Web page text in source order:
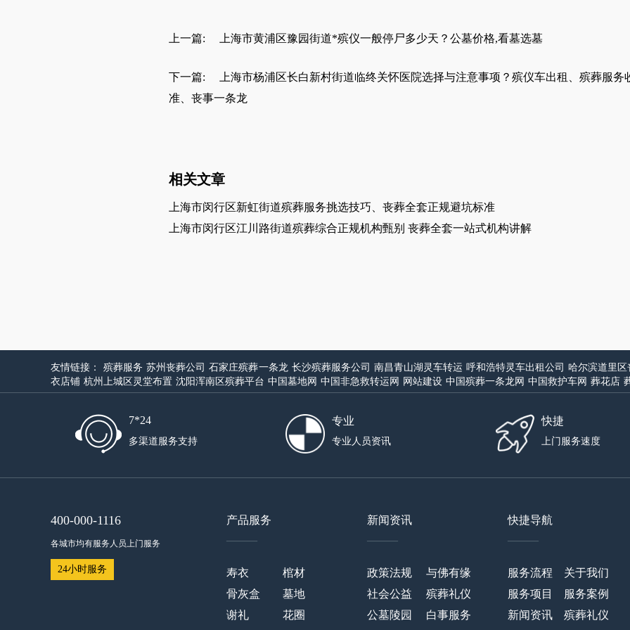
上一篇: 上海市黄浦区豫园街道*殡仪一般停尸多少天？公墓价格,看墓选墓
下一篇:
上海市杨浦区长白新村街道临终关怀医院选择与注意事项？殡仪车出租、殡葬服务
准、丧事一条龙
相关文章
上海市闵行区新虹街道殡葬服务挑选技巧、丧葬全套正规避坑标准
上海市闵行区江川路街道殡葬综合正规机构甄别 丧葬全套一站式机构讲解
友情链接： 殡葬服务 苏州丧葬公司 石家庄殡葬一条龙 长沙殡葬服务公司 南昌青山湖灵车转运 呼和浩特灵车出租公司
哈尔滨道里
衣店铺 杭州上城区灵堂布置 沈阳浑南区殡葬平台 中国墓地网 中国非急救转运网 网站建设 中国殡葬一条龙网 中国救护车网 葬花店
7*24
多渠道服务支持
专业
专业人员资讯
快捷
上门服务速度
400-000-1116
各城市均有服务人员上门服务
24小时服务
产品服务
——
寿衣
棺材
骨灰盒
墓地
谢礼
花圈
新闻资讯
——
政策法规
与佛有缘
社会公益
殡葬礼仪
公墓陵园
白事服务
快捷导航
——
服务流程
关于我们
服务项目
服务案例
新闻资讯
殡葬礼仪